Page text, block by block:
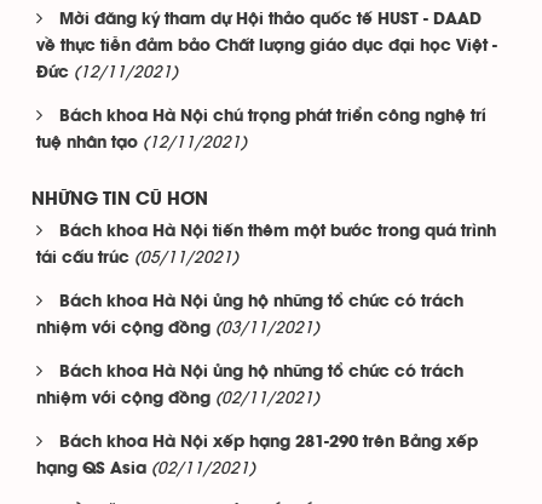
Mời đăng ký tham dự Hội thảo quốc tế HUST - DAAD
về thực tiễn đảm bảo Chất lượng giáo dục đại học Việt -
Đức (12/11/2021)
Bách khoa Hà Nội chú trọng phát triển công nghệ trí
tuệ nhân tạo (12/11/2021)
NHỮNG TIN CŨ HƠN
Bách khoa Hà Nội tiến thêm một bước trong quá trình
tái cấu trúc (05/11/2021)
Bách khoa Hà Nội ủng hộ những tổ chức có trách
nhiệm với cộng đồng (03/11/2021)
Bách khoa Hà Nội ủng hộ những tổ chức có trách
nhiệm với cộng đồng (02/11/2021)
Bách khoa Hà Nội xếp hạng 281-290 trên Bảng xếp
hạng QS Asia (02/11/2021)